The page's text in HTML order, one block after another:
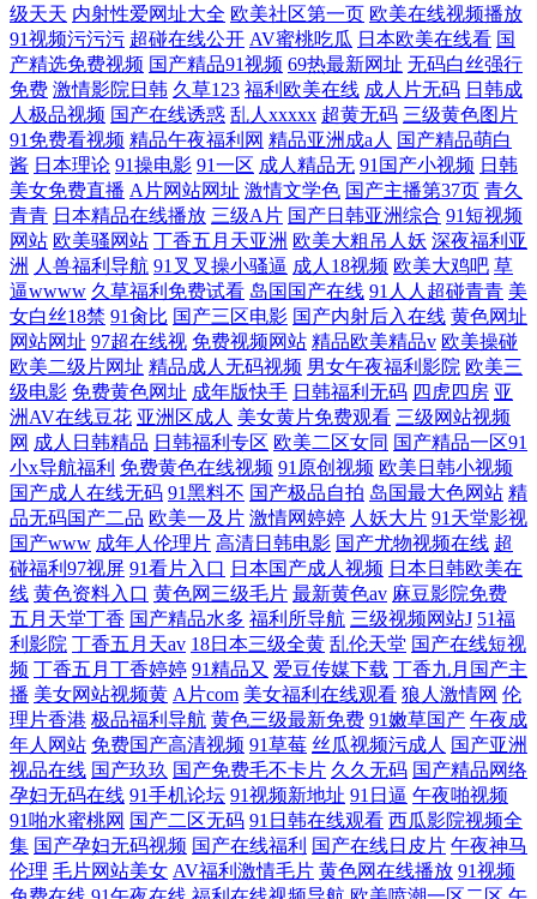
级天天 内射性爱网址大全 欧美社区第一页 欧美在线视频播放
91视频污污污 超碰在线公开 AV蜜桃吃瓜 日本欧美在线看 国
产精选免费视频 国产精品91视频 69热最新网址 无码白丝强行
免费 激情影院日韩 久草123 福利欧美在线 成人片无码 日韩成
人极品视频 国产在线诱惑 乱人xxxxx 超黄无码 三级黄色图片
91免费看视频 精品午夜福利网 精品亚洲成a人 国产精品萌白
酱 日本理论 91操电影 91一区 成人精品无 91国产小视频 日韩
美女免费直播 A片网站网址 激情文学色 国产主播第37页 青久
青青 日本精品在线播放 三级A片 国产日韩亚洲综合 91短视频
网站 欧美骚网站 丁香五月天亚洲 欧美大粗吊人妖 深夜福利亚
洲 人兽福利导航 91叉叉操小骚逼 成人18视频 欧美大鸡吧 草
逼wwww 久草福利免费试看 岛国国产在线 91人人超碰青青 美
女白丝18禁 91肏比 国产三区电影 国产内射后入在线 黄色网址
网站网址 97超在线视 免费视频网站 精品欧美精品v 欧美操碰
欧美二级片网址 精品成人无码视频 男女午夜福利影院 欧美三
级电影 免费黄色网址 成年版快手 日韩福利无码 四虎四房 亚
洲AV在线豆花 亚洲区成人 美女黄片免费观看 三级网站视频
网 成人日韩精品 日韩福利专区 欧美二区女同 国产精品一区91
小x导航福利 免费黄色在线视频 91原创视频 欧美日韩小视频
国产成人在线无码 91黑料不 国产极品自拍 岛国最大色网站 精
品无码国产二品 欧美一及片 激情网婷婷 人妖大片 91天堂影视
国产www 成年人伦理片 高清日韩电影 国产尤物视频在线 超
碰福利97视屏 91看片入口 日本国产成人视频 日本日韩欧美在
线 黄色资料入口 黄色网三级毛片 最新黄色av 麻豆影院免费
五月天堂丁香 国产精品水多 福利所导航 三级视频网站J 51福
利影院 丁香五月天av 18日本三级全黄 乱伦天堂 国产在线短视
频 丁香五月丁香婷婷 91精品又 爱豆传媒下载 丁香九月国产主
播 美女网站视频黄 A片com 美女福利在线观看 狼人激情网 伦
理片香港 极品福利导航 黄色三级最新免费 91嫩草国产 午夜成
年人网站 免费国产高清视频 91草莓 丝瓜视频污成人 国产亚洲
视品在线 国产玖玖 国产免费毛不卡片 久久无码 国产精品网络
孕妇无码在线 91手机论坛 91视频新地址 91日逼 午夜啪视频
91啪水蜜桃网 国产二区无码 91日韩在线观看 西瓜影院视频全
集 国产孕妇无码视频 国产在线福利 国产在线日皮片 午夜神马
伦理 毛片网站美女 AV福利激情毛片 黄色网在线播放 91视频